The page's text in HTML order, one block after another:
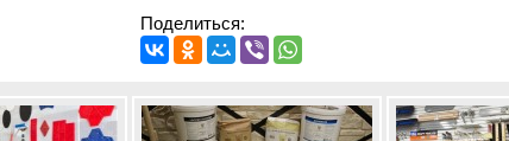
Поделиться: